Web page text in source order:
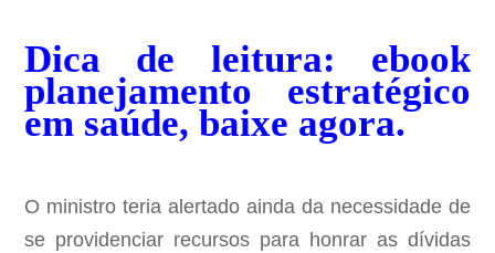
Dica de leitura: ebook
planejamento estratégico
em saúde, baixe agora.
O ministro teria alertado ainda da necessidade de
se providenciar recursos para honrar as dívidas